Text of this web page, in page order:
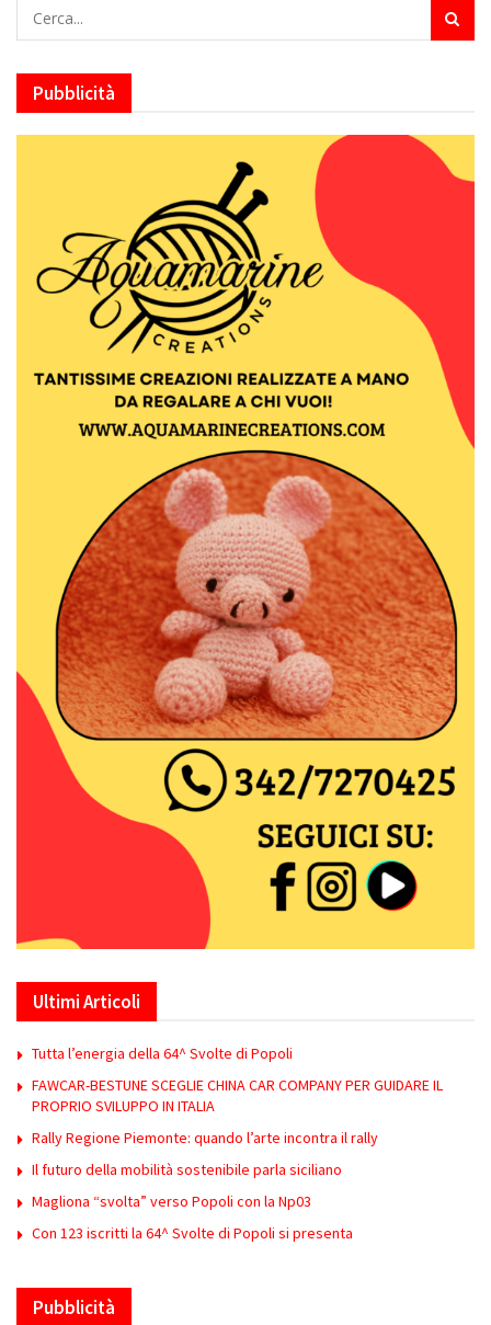
Pubblicità
Ultimi Articoli
Tutta l’energia della 64^ Svolte di Popoli
FAWCAR-BESTUNE SCEGLIE CHINA CAR COMPANY PER GUIDARE IL
PROPRIO SVILUPPO IN ITALIA
Rally Regione Piemonte: quando l’arte incontra il rally
Il futuro della mobilità sostenibile parla siciliano
Magliona “svolta” verso Popoli con la Np03
Con 123 iscritti la 64^ Svolte di Popoli si presenta
Pubblicità